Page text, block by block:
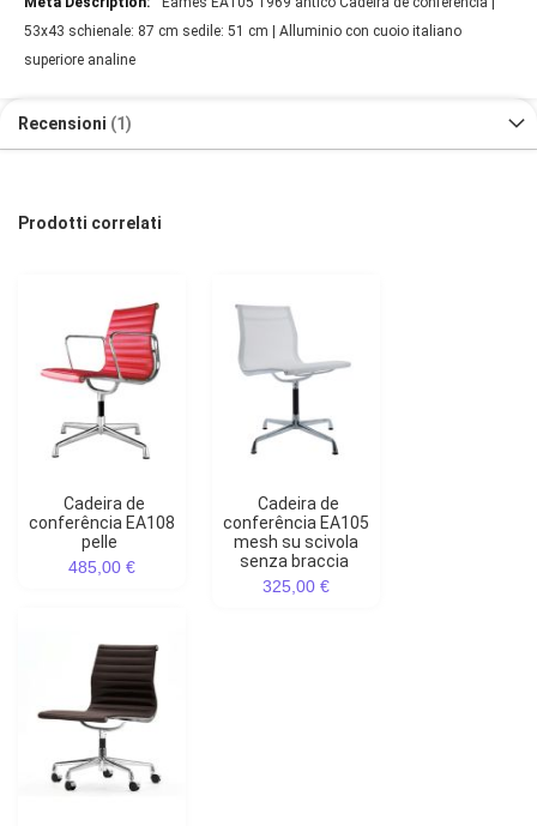
53x43 schienale: 87 cm sedile: 51 cm | Alluminio con cuoio italiano
superiore analine
Recensioni 1
Prodotti correlati
Cadeira de
conferência EA108
pelle
485,00 €
Cadeira de
conferência EA105
mesh su scivola
senza braccia
325,00 €